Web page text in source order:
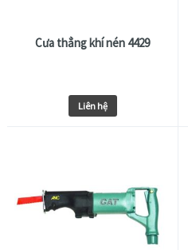
Cưa thẳng khí nén 4429
Liên hệ